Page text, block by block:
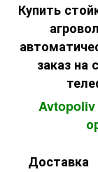
Купить
заказ на
Доставка